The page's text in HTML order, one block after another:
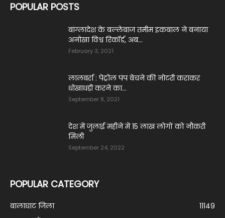
POPULAR POSTS
बांग्लादेश के बल्लेबाज तमीम इकबाल ने बनाया
अनोखा विश्व रिकॉर्ड, अब...
February 3, 2021
लालबर्रा : पेट्रोल पंप बेचने की नोटरी कराकर
धोखाधड़ी करने का...
September 8, 2021
देश में जुलाई महीने में 15 लाख लोगों को नौक‎री
‎मिली
September 24, 2022
POPULAR CATEGORY
बालाघाट जिला
11149